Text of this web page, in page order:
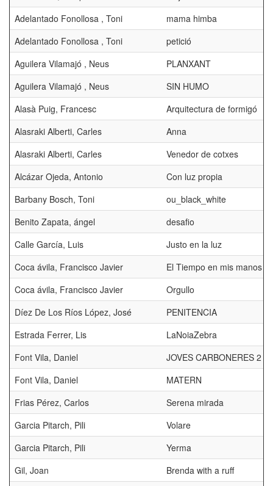
Adelantado Fonollosa , Toni
mama himba
Adelantado Fonollosa , Toni
petició
Aguilera Vilamajó , Neus
PLANXANT
Aguilera Vilamajó , Neus
SIN HUMO
Alasà Puig, Francesc
Arquitectura de formigó
Alasraki Alberti, Carles
Anna
Alasraki Alberti, Carles
Venedor de cotxes
Alcázar Ojeda, Antonio
Con luz propia
Barbany Bosch, Toni
ou_black_white
Benito Zapata, ángel
desafio
Calle García, Luis
Justo en la luz
Coca ávila, Francisco Javier
El Tiempo en mis manos
Coca ávila, Francisco Javier
Orgullo
Díez De Los Ríos López, José
PENITENCIA
Estrada Ferrer, Lis
LaNoiaZebra
Font Vila, Daniel
JOVES CARBONERES 2
Font Vila, Daniel
MATERN
Frias Pérez, Carlos
Serena mirada
Garcia Pitarch, Pili
Volare
Garcia Pitarch, Pili
Yerma
Gil, Joan
Brenda with a ruff